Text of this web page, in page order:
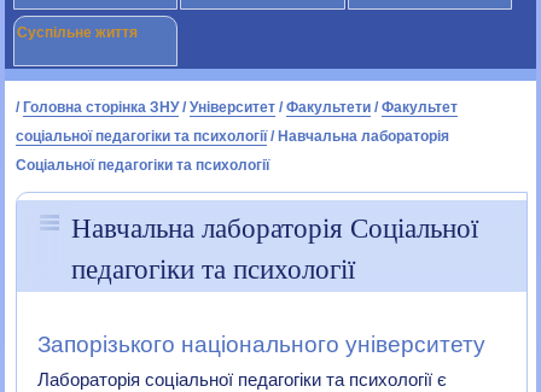
Суспільне життя
/ Головна сторінка ЗНУ/ Університет / Факультети / Факультет
соціальної педагогіки та психології / Навчальна лабораторія
Соціальної педагогіки та психології
Навчальна лабораторія Соціальної
педагогіки та психології
Запорізького національного університету
Лабораторія соціальної педагогіки та психології є